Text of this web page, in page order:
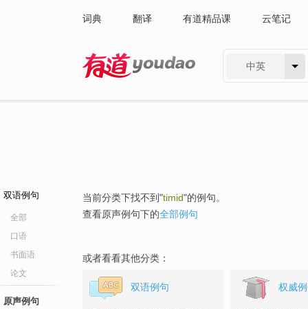
词典 翻译 有道精品课 云笔记
中英
双语例句
全部
口语
书面语
论文
原声例句
当前分类下找不到"timid"的例句。
查看原声例句下的全部例句
或者看看其他分类：
双语例句 权威